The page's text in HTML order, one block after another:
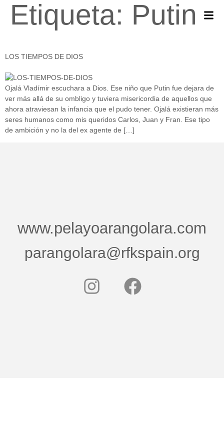
Etiqueta: Putin
LOS TIEMPOS DE DIOS
Ojalá Vladímir escuchara a Dios. Ese niño que Putin fue dejara de
ver más allá de su ombligo y tuviera misericordia de aquellos que
ahora atraviesan la infancia que el pudo tener. Ojalá existieran más
seres humanos como mis queridos Carlos, Juan y Fran. Ese tipo
de ambición y no la del ex agente de […]
www.pelayoarangolara.com
parangolara@rfkspain.org